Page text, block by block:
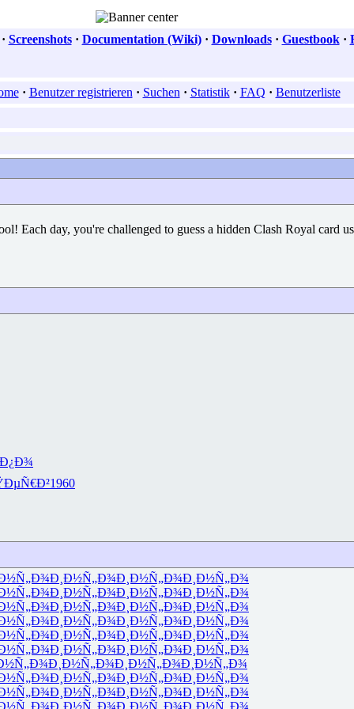
Screenshots· Documentation (Wiki)· Downloads· Guestbook·
· Benutzer registrieren · Suchen · Statistik · FAQ · Benutzerliste
Each day, you're challenged to guess a hidden Clash Royal card
1960
Ð¸Ð½Ñ„Ð¾Ð¸Ð½Ñ„Ð¾Ð¸Ð½Ñ„Ð¾
Ð¸Ð½Ñ„Ð¾Ð¸Ð½Ñ„Ð¾Ð¸Ð½Ñ„Ð¾
Ð¸Ð½Ñ„Ð¾Ð¸Ð½Ñ„Ð¾Ð¸Ð½Ñ„Ð¾
Ð¸Ð½Ñ„Ð¾Ð¸Ð½Ñ„Ð¾Ð¸Ð½Ñ„Ð¾
Ð¸Ð½Ñ„Ð¾Ð¸Ð½Ñ„Ð¾Ð¸Ð½Ñ„Ð¾
Ð¸Ð½Ñ„Ð¾Ð¸Ð½Ñ„Ð¾Ð¸Ð½Ñ„Ð¾
Ð¸Ð½Ñ„Ð¾Ð¸Ð½Ñ„Ð¾Ð¸Ð½Ñ„Ð¾
Ð¸Ð½Ñ„Ð¾Ð¸Ð½Ñ„Ð¾Ð¸Ð½Ñ„Ð¾
Ð¸Ð½Ñ„Ð¾Ð¸Ð½Ñ„Ð¾Ð¸Ð½Ñ„Ð¾
Ð¸Ð½Ñ„Ð¾Ð¸Ð½Ñ„Ð¾Ð¸Ð½Ñ„Ð¾